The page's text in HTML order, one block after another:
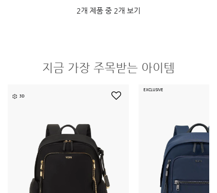
2개 제품 중 2개 보기
지금 가장 주목받는 아이템
3D
EXCLUSIVE